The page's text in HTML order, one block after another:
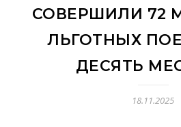
СОВЕРШИЛИ 72
ЛЬГОТНЫХ
ДЕСЯТЬ
18.11.2025